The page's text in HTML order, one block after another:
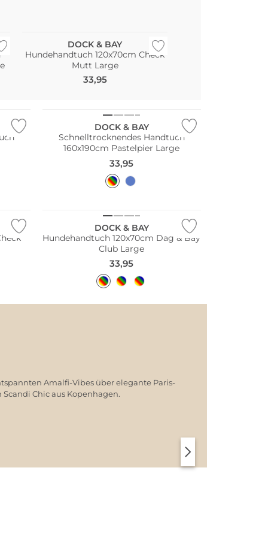
DOCK & BAY
Hundehandtuch 120x70cm Check
Mutt Large
33,95
DOCK & BAY
Schnelltrocknendes Handtuch
160x190cm Pastelpier Large
33,95
DOCK & BAY
Hundehandtuch 120x70cm Dag & Bay
Club Large
33,95
Amalfi-Vibes über elegante Paris-
Chic aus Kopenhagen.